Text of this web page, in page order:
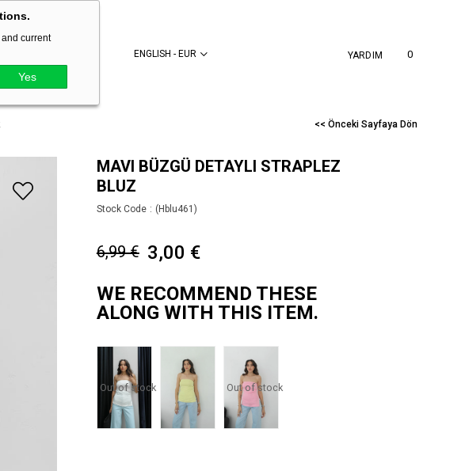
current
Yes
YARDIM
ENGLISH - EUR 0
<< Önceki Sayfaya Dön
MAVI BÜZGÜ DETAYLI STRAPLEZ
BLUZ
Stock Code (Hblu461)
6,99 € 3,00 €
WE RECOMMEND THESE
ALONG WITH THIS ITEM.
Out of stock Out of stock